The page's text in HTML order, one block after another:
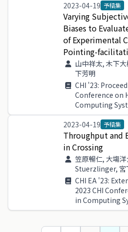
2023-04-19 予稿集
Varying
Biases to
of Experimental
Pointing-
山中祥太, 木下
下芳明
CHI '23:
Conference on
Computing
2023-04-19 予稿集
Throughputand
inCrossing
笠原暢仁, 大塲
Stuerzlinger, 宮
CHI EA '23:
2023 CHI
in Computing